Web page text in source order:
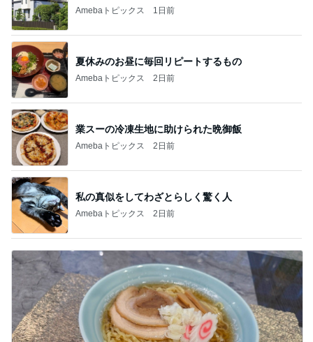
Amebaトピックス 1日前
夏休みのお昼に毎回リピートするもの
Amebaトピックス 2日前
業スーの冷凍生地に助けられた晩御飯
Amebaトピックス 2日前
私の真似をしてわざとらしく驚く人
Amebaトピックス 2日前